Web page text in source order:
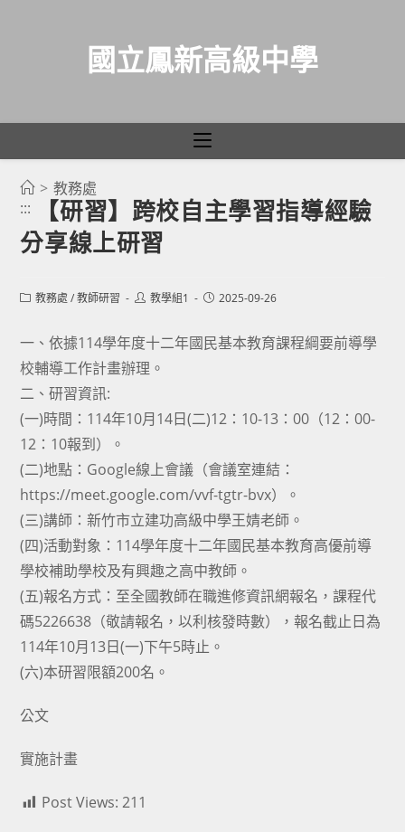
國立鳳新高級中學
> 教務處
:::
【研習】跨校自主學習指導經驗
分享線上研習
Post教務處 / 教師研習
Post教學組1
Post2025-09-26
一、依據114學年度十二年國民基本教育課程綱要前導學
校輔導工作計畫辦理。
二、研習資訊:
(一)時間：114年10月14日(二)12：10-13：00（12：00-
12：10報到）。
(二)地點：Google線上會議（會議室連結：
https://meet.google.com/vvf-tgtr-bvx）。
(三)講師：新竹市立建功高級中學王婧老師。
(四)活動對象：114學年度十二年國民基本教育高優前導
學校補助學校及有興趣之高中教師。
(五)報名方式：至全國教師在職進修資訊網報名，課程代
碼5226638（敬請報名，以利核發時數），報名截止日為
114年10月13日(一)下午5時止。
(六)本研習限額200名。
公文
實施計畫
Post Views: 211